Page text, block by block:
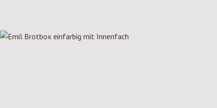
Bildergalerie überspringen